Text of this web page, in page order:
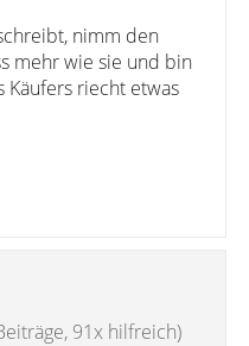
nimm den
mehr wie sie und bin
Käufers riecht etwas
91x hilfreich)